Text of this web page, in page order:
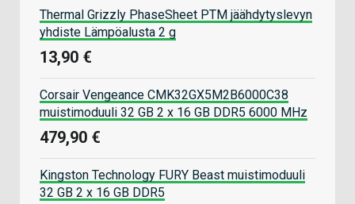
Thermal Grizzly PhaseSheet PTM jäähdytyslevyn
yhdiste Lämpöalusta 2 g
13,90 €
Corsair Vengeance CMK32GX5M2B6000C38
muistimoduuli 32 GB 2 x 16 GB DDR5 6000 MHz
479,90 €
Kingston Technology FURY Beast muistimoduuli
32 GB 2 x 16 GB DDR5